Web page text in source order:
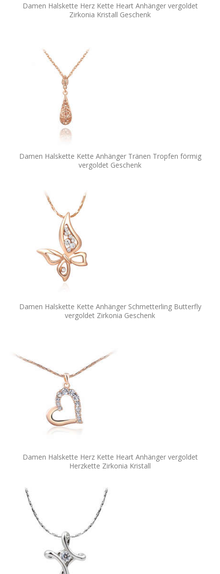
Damen Halskette Herz Kette Heart Anhänger vergoldet
Zirkonia Kristall Geschenk
Damen Halskette Kette Anhänger Tränen Tropfen förmig
vergoldet Geschenk
Damen Halskette Kette Anhänger Schmetterling Butterfly
vergoldet Zirkonia Geschenk
Damen Halskette Herz Kette Heart Anhänger vergoldet
Herzkette Zirkonia Kristall